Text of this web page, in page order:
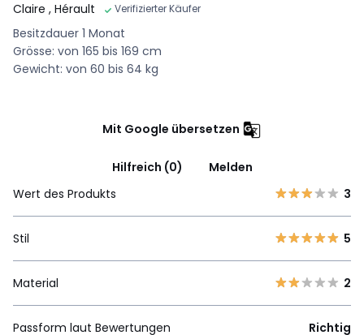
Claire , Hérault Verifizierter Käufer
Besitzdauer 1 Monat
Grösse: von 165 bis 169 cm
Gewicht: von 60 bis 64 kg
Mit Google übersetzen
Hilfreich (0)
Melden
Wert des Produkts
3
Stil 5
Material 2
Passform laut Bewertungen Richtig